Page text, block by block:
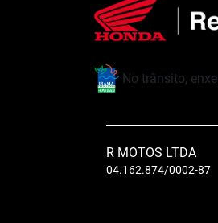
No trânsito,
R MOTOS LTDA
04.162.874/0002-87